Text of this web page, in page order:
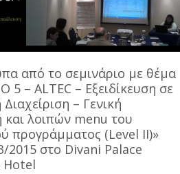
από το σεμινάριο με θέμα
5 – ΑLTEC – Εξειδίκευση σε
– Γενική
και λοιπών menu του
προγράμματος (Level ΙI)»
2015 στο Divani Palace
Hotel